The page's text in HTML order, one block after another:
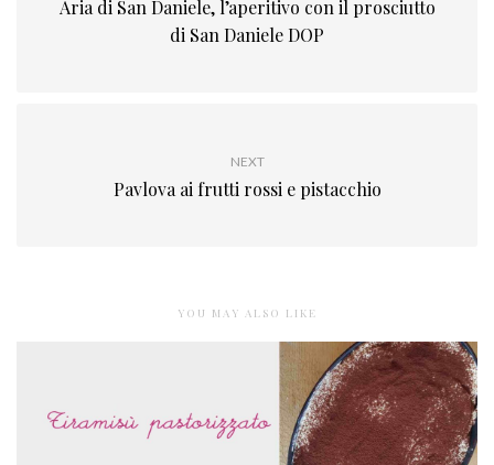
Aria di San Daniele, l’aperitivo con il prosciutto
di San Daniele DOP
NEXT
Pavlova ai frutti rossi e pistacchio
YOU MAY ALSO LIKE